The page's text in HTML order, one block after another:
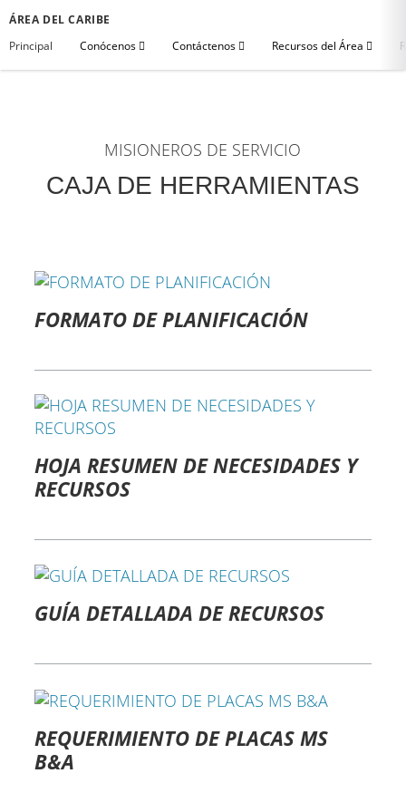
ÁREA DEL CARIBE
Principal
Conócenos Contáctenos Recursos del Área
MISIONEROS DE SERVICIO
CAJA DE HERRAMIENTAS
FORMATO DE PLANIFICACIÓN
HOJA RESUMEN DE NECESIDADES Y
RECURSOS
GUÍA DETALLADA DE RECURSOS
REQUERIMIENTO DE PLACAS MS
B&A